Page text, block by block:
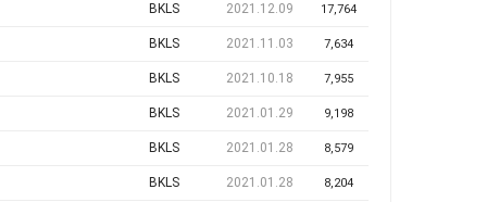
BKLS 2021.12.09 17,764
BKLS 2021.11.03 7,634
BKLS 2021.10.18 7,955
BKLS 2021.01.29 9,198
BKLS 2021.01.28 8,579
BKLS 2021.01.28 8,204